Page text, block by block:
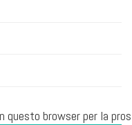
questo browser per la